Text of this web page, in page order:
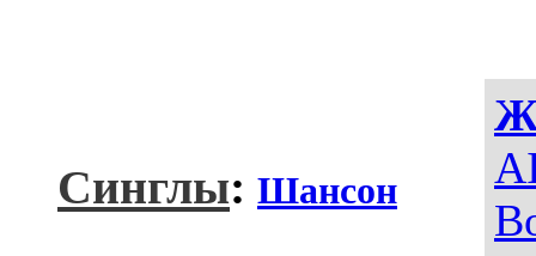
Синглы: Шансон